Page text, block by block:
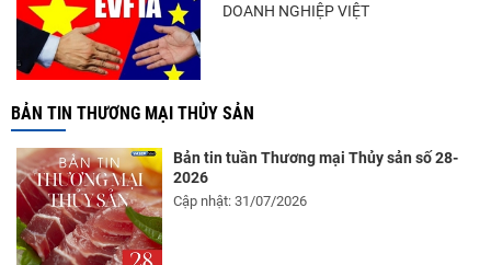
DOANH NGHIỆP VIỆT
BẢN TIN THƯƠNG MẠI THỦY SẢN
Bản tin tuần Thương mại Thủy sản số 28-
2026
Cập nhật: 31/07/2026